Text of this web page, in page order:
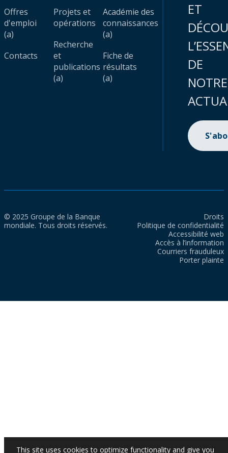
Offres
d'emploi
(a)
Contacts
Projets et
opérations
Recherche
et
publications
(a)
Académie des
connaissances
(a)
Fiche de
résultats
(a)
ET
DE
NOTRE
© 2025 Groupe de la Banque
mondiale. Tous droits réservés.
Droits
Politique de confidentialité
Accessibilité web
Accès à l’information
Courriers frauduleux
Porter plainte
This site uses cookies to optimize functionality and give you